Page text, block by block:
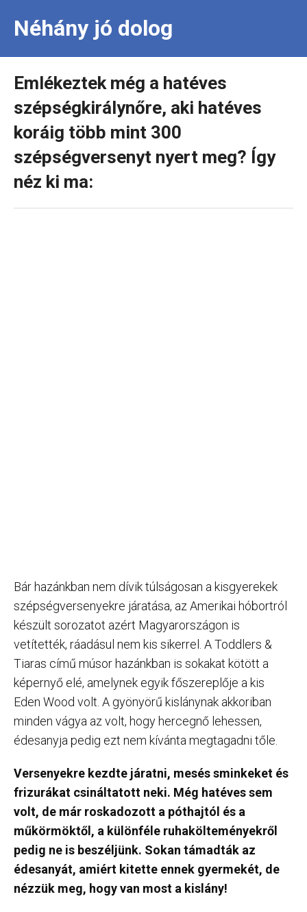
Néhány jó dolog
Emlékeztek még a hatéves
szépségkirálynőre, aki hatéves
koráig több mint 300
szépségversenyt nyert meg? Így
néz ki ma:
Bár hazánkban nem dívik túlságosan a kisgyerekek
szépségversenyekre járatása, az Amerikai hóbortról
készült sorozatot azért Magyarországon is
vetítették, ráadásul nem kis sikerrel. A Toddlers &
Tiaras című músor hazánkban is sokakat kötött a
képernyő elé, amelynek egyik főszereplője a kis
Eden Wood volt. A gyönyörű kislánynak akkoriban
minden vágya az volt, hogy hercegnő lehessen,
édesanyja pedig ezt nem kívánta megtagadni tőle.
Versenyekre kezdte járatni, mesés sminkeket és
frizurákat csináltatott neki. Még hatéves sem
volt, de már roskadozott a póthajtól és a
műkörmöktől, a különféle ruhakölteményekről
pedig ne is beszéljünk. Sokan támadták az
édesanyát, amiért kitette ennek gyermekét, de
nézzük meg, hogy van most a kislány!